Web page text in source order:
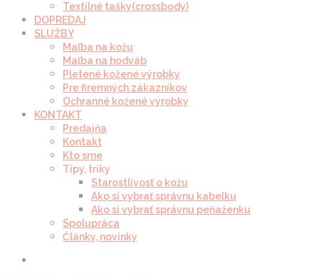
Textilné tašky(crossbody)
DOPREDAJ
SLUŽBY
Maľba na kožu
Maľba na hodváb
Pletené kožené výrobky
Pre firemných zákazníkov
Ochranné kožené výrobky
KONTAKT
Predajňa
Kontakt
Kto sme
Tipy, triky
Starostlivosť o kožu
Ako si vybrať správnu kabelku
Ako si vybrať správnu peňaženku
Spolupráca
Články, novinky